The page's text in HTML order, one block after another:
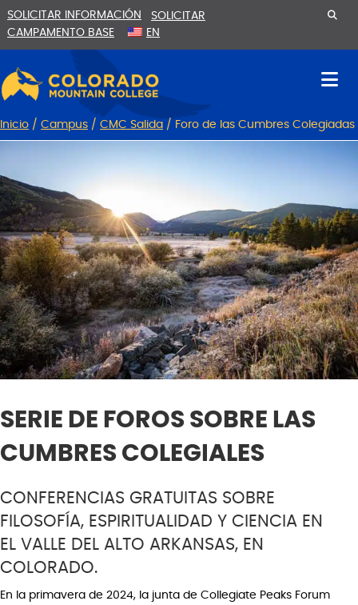
al
contenido
la
SOLICITAR INFORMACIÓN
SOLICITAR
CAMPAMENTO BASE
EN
Inicio / Campus / CMC Salida / Foro de las Cumbres Colegiadas
SERIE DE FOROS SOBRE LAS
CUMBRES COLEGIALES
CONFERENCIAS GRATUITAS SOBRE
FILOSOFÍA, ESPIRITUALIDAD Y CIENCIA EN
EL VALLE DEL ALTO ARKANSAS, EN
COLORADO.
En la primavera de 2024, la junta de Collegiate Peaks Forum